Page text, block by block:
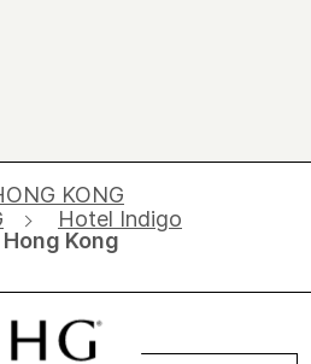
KONG
Hotel Indigo
Kong